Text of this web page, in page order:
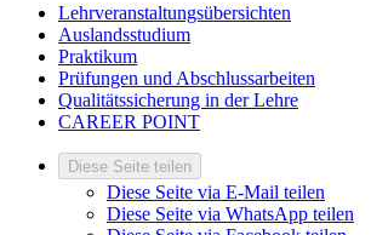
Lehrveranstaltungsübersichten
Auslandsstudium
Praktikum
Prüfungen und Abschlussarbeiten
Qualitätssicherung in der Lehre
CAREER POINT
Diese Seite teilen
Diese Seite via E-Mail teilen
Diese Seite via WhatsApp teilen